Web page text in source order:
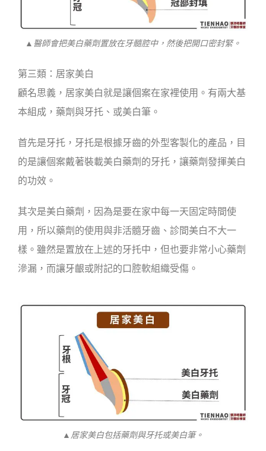
▲醫師會把美白藥劑置放在牙髓腔中，然後把開口密封緊。
第三類：居家美白
顧名思義，居家美白就是讓個案在家裡使用。有兩大基
本組成，藥劑與牙托、或美白筆。
首先是牙托，牙托是根據牙齒的外型客製化的產品，目
的是讓個案戴著裝載美白藥劑的牙托，讓藥劑發揮美白
的功效。
其次是美白藥劑，因為是要在家中每一天固定時間使
用，所以藥劑的使用與非活髓牙齒、診間美白不大一
樣。雖然是置放在上述的牙托中，但也要非常小心藥劑
滲漏，而讓牙齦或附記的口腔軟組織受傷。
▲居家美白包括藥劑與牙托或美白筆。